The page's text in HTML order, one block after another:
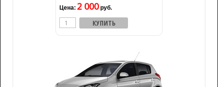
Цена: 2 000руб.